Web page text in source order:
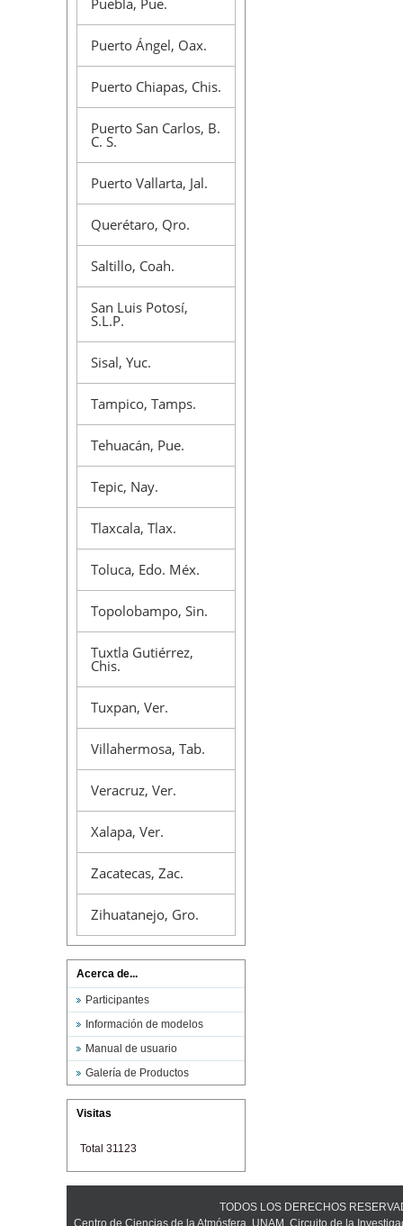
Puebla, Pue.
Puerto Ángel, Oax.
Puerto Chiapas, Chis.
Puerto San Carlos, B.
C. S.
Puerto Vallarta, Jal.
Querétaro, Qro.
Saltillo, Coah.
San Luis Potosí,
S.L.P.
Sisal, Yuc.
Tampico, Tamps.
Tehuacán, Pue.
Tepic, Nay.
Tlaxcala, Tlax.
Toluca, Edo. Méx.
Topolobampo, Sin.
Tuxtla Gutiérrez,
Chis.
Tuxpan, Ver.
Villahermosa, Tab.
Veracruz, Ver.
Xalapa, Ver.
Zacatecas, Zac.
Zihuatanejo, Gro.
Acerca de...
Participantes
Información de modelos
Manual de usuario
Galería de Productos
Visitas
Total 31123
TODOS LOS DERECHOS
Centro de Ciencias de la Atmósfera, UNAM. Circuito de la